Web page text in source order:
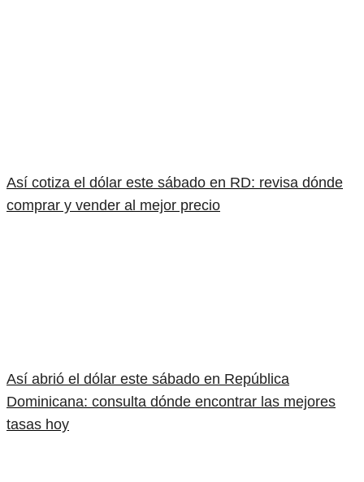
Así cotiza el dólar este sábado en RD: revisa dónde
comprar y vender al mejor precio
Así abrió el dólar este sábado en República
Dominicana: consulta dónde encontrar las mejores
tasas hoy